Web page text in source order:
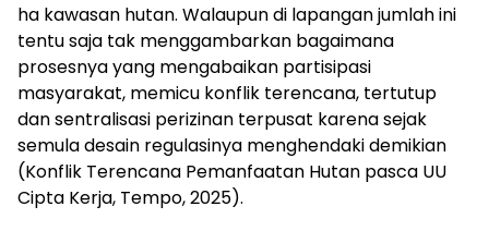
ha kawasan hutan. Walaupun di lapangan jumlah ini
tentu saja tak menggambarkan bagaimana
prosesnya yang mengabaikan partisipasi
masyarakat, memicu konflik terencana, tertutup
dan sentralisasi perizinan terpusat karena sejak
semula desain regulasinya menghendaki demikian
(Konflik Terencana Pemanfaatan Hutan pasca UU
Cipta Kerja, Tempo, 2025).